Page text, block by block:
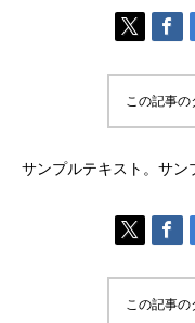
この記事
サンプルテキスト。サン
この記事